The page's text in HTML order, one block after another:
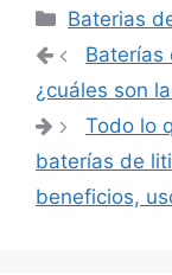
Categorías
Baterias
Navegación
entradas
Baterías
¿cuáles son
Todo lo
baterías de
beneficios,